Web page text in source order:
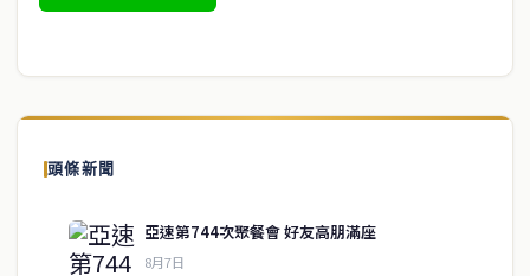
頭條新聞
亞速第744次聚餐會 好友高朋滿座
8月7日